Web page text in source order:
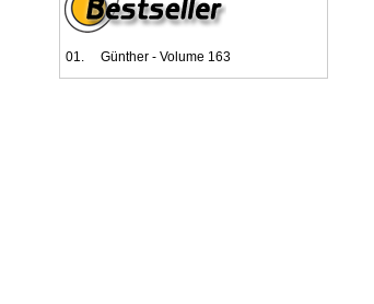
01. Günther - Volume 163